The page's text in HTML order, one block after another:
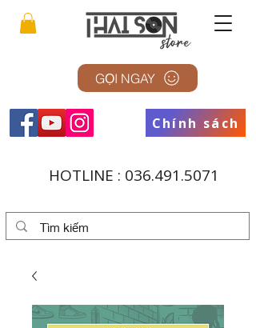
GỌI NGAY
Chính sách
HOTLINE : 036.491.5071